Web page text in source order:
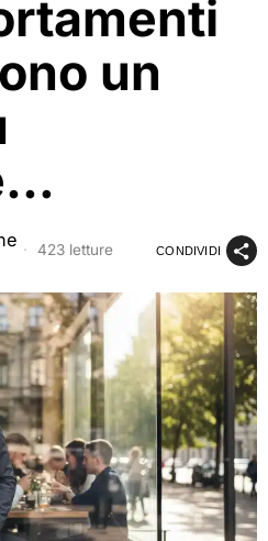
un
423 letture CONDIVIDI